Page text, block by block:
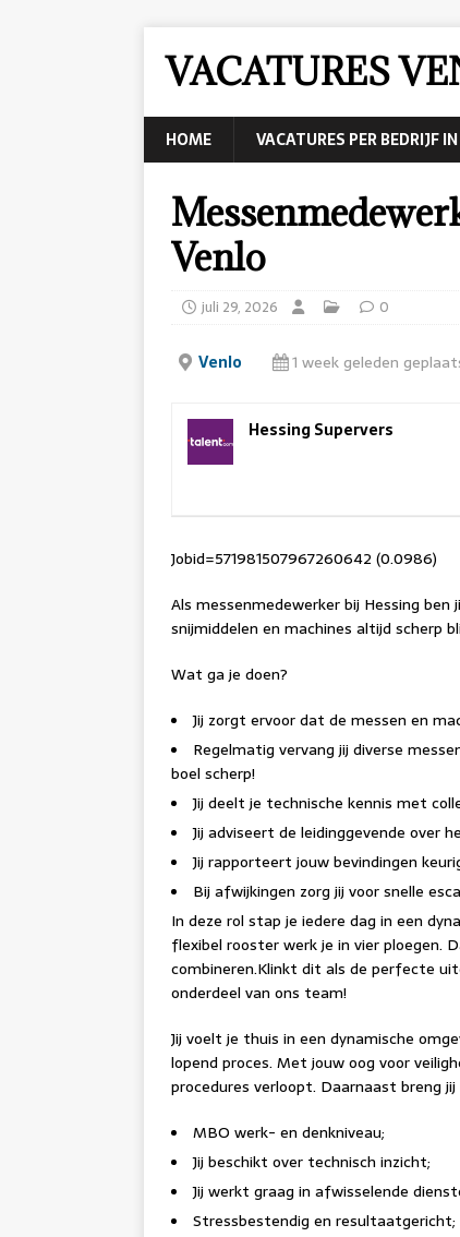
VACATURES
HOME VACATURES PER BEDRIJF
Venlo
juli 29, 2026 0
Venlo 1 week geleden
Hessing Supervers
Jobid=571981507967260642 (0.0986)
Als messenmedewerker bij Hessing
snijmiddelen en machines altijd scherp
Wat ga je doen?
Jij zorgt ervoor dat de messen en
Regelmatig vervang jij diverse
boel scherp!
Jij deelt je technische kennis met
Jij adviseert de leidinggevende over
Jij rapporteert jouw bevindingen
Bij afwijkingen zorg jij voor snelle
In deze rol stap je iedere dag in een
flexibel rooster werk je in vier ploegen.
combineren.Klinkt dit als de perfecte
onderdeel van ons team!
Jij voelt je thuis in een dynamische
lopend proces. Met jouw oog voor
procedures verloopt. Daarnaast breng
MBO werk- en denkniveau;
Jij beschikt over technisch inzicht;
Jij werkt graag in afwisselende
Stressbestendig en resultaatgericht;